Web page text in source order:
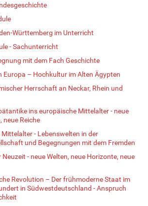
Württemberg im Unterricht
- Sachunterricht
mit dem Fach Geschichte
Europa – Hochkultur im Alten Ägypten
Herrschaft an Neckar, Rhein und
ins europäische Mittelalter - neue
neue Reiche
Mittelalter - Lebenswelten in der
und Begegnungen mit dem Fremden
Neuzeit - neue Welten, neue Horizonte, neue
Revolution – Der frühmoderne Staat im
in Südwestdeutschland - Anspruch